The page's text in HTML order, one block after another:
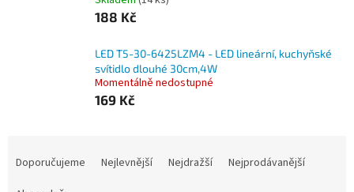
188 Kč
LED T5-30-6425LZM4 - LED lineární, kuchyňské
svítidlo dlouhé 30cm,4W
Momentálně nedostupné
169 Kč
Doporučujeme Nejlevnější Nejdražší
Nejprodávanější